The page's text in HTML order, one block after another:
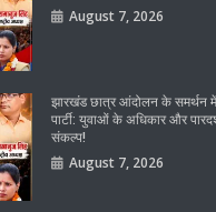
August 7, 2026
झारखंड छात्र आंदोलन के समर्थन में
पार्टी: युवाओं के अधिकार और
संकल्प!
August 7, 2026